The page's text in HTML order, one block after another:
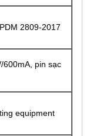
2809-2017
600mA, pin sạc
equipment